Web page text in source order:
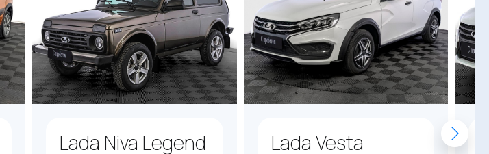
Lada Niva Legend Lada Vesta